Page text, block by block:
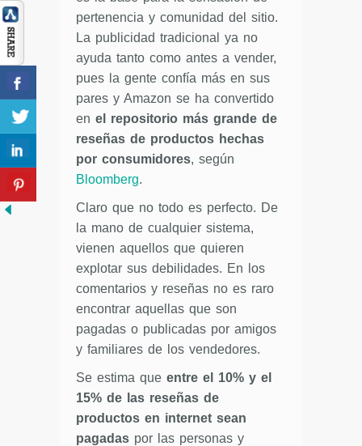
pertenencia y comunidad del sitio.
La publicidad tradicional ya no
ayuda tanto como antes a vender,
pues la gente confía más en sus
pares y Amazon se ha convertido
en el repositorio más grande de
reseñas de productos hechas
por consumidores, según
Bloomberg.
Claro que no todo es perfecto. De
la mano de cualquier sistema,
vienen aquellos que quieren
explotar sus debilidades. En los
comentarios y reseñas no es raro
encontrar aquellas que son
pagadas o publicadas por amigos
y familiares de los vendedores.
Se estima que entre el 10% y el
15% de las reseñas de
productos en internet sean
pagadas por las personas y